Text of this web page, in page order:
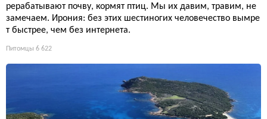
рерабатывают почву, кормят птиц. Мы их давим, травим, не
замечаем. Ирония: без этих шестиногих человечество вымре
т быстрее, чем без интернета.
Питомцы 6 622